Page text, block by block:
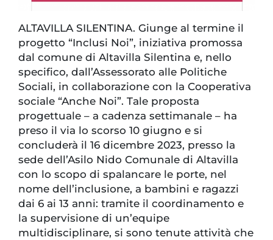
ALTAVILLA SILENTINA. Giunge al termine il
progetto “Inclusi Noi”, iniziativa promossa
dal comune di Altavilla Silentina e, nello
specifico, dall’Assessorato alle Politiche
Sociali, in collaborazione con la Cooperativa
sociale “Anche Noi”. Tale proposta
progettuale – a cadenza settimanale – ha
preso il via lo scorso 10 giugno e si
concluderà il 16 dicembre 2023, presso la
sede dell’Asilo Nido Comunale di Altavilla
con lo scopo di spalancare le porte, nel
nome dell’inclusione, a bambini e ragazzi
dai 6 ai 13 anni: tramite il coordinamento e
la supervisione di un’equipe
multidisciplinare, si sono tenute attività che